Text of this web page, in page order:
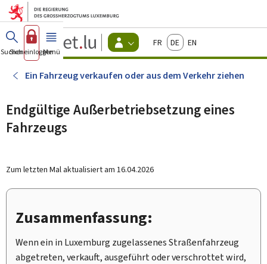
Zum Hauptmenü
Zum Inhalt
Guichet.lu
Changer
d'espace
Menu
actif
FrançaisDeutschEnglish
Suchen
Sich einloggen
Menü Haupt-
Ein Fahrzeug verkaufen oder aus dem Verkehr ziehen
Endgültige Außerbetriebsetzung eines
Fahrzeugs
Zum letzten Mal aktualisiert am 16.04.2026
Zusammenfassung:
Wenn ein in Luxemburg zugelassenes Straßenfahrzeug
abgetreten, verkauft, ausgeführt oder verschrottet wird,